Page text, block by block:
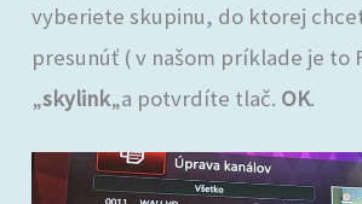
vyberiete skupinu, do ktorej
presunúť ( v našom príklade je to
„skylink„a potvrdíte tlač. OK.